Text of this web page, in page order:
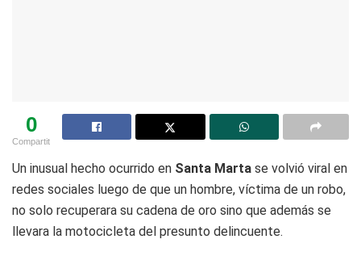
0
Compartit
Un inusual hecho ocurrido en Santa Marta se volvió viral en
redes sociales luego de que un hombre, víctima de un robo,
no solo recuperara su cadena de oro sino que además se
llevara la motocicleta del presunto delincuente.